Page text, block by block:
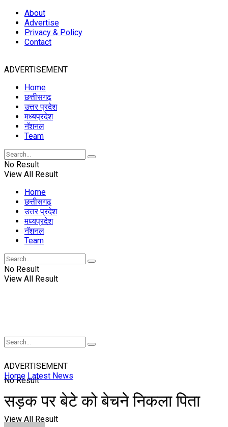
About
Advertise
Privacy & Policy
Contact
ADVERTISEMENT
Home
छत्तीसगढ़
उत्तर प्रदेश
मध्यप्रदेश
नॅशनल
Team
No Result
View All Result
Home
छत्तीसगढ़
उत्तर प्रदेश
मध्यप्रदेश
नॅशनल
Team
No Result
View All Result
No Result
View All Result
ADVERTISEMENT
Home Latest News
सड़क पर बेटे को बेचने निकला पिता